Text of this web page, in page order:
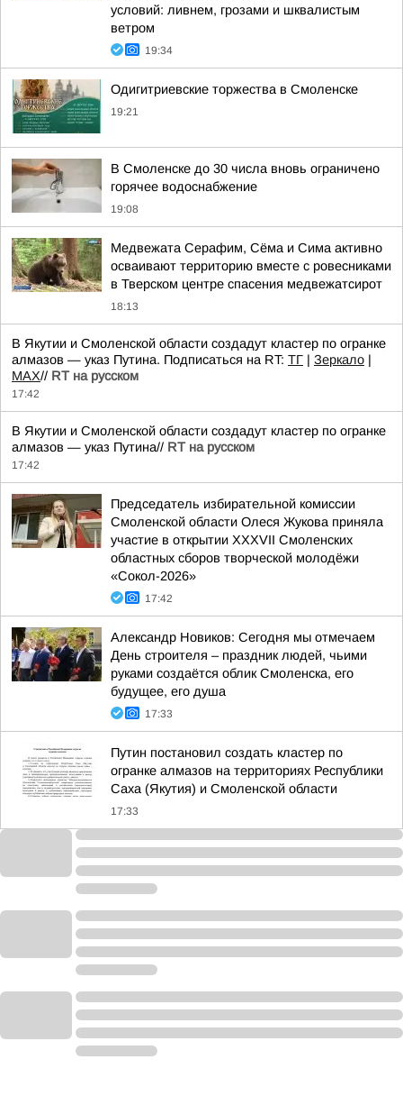
условий: ливнем, грозами и шквалистым
ветром
19:34
Одигитриевские торжества в Смоленске
19:21
В Смоленске до 30 числа вновь ограничено
горячее водоснабжение
19:08
Медвежата Серафим, Сёма и Сима активно
осваивают территорию вместе с ровесниками
в Тверском центре спасения медвежатсирот
18:13
В Якутии и Смоленской области создадут кластер по огранке
алмазов — указ Путина. Подписаться на RT: ТГ | Зеркало |
MAX// RT на русском
17:42
В Якутии и Смоленской области создадут кластер по огранке
алмазов — указ Путина// RT на русском
17:42
Председатель избирательной комиссии
Смоленской области Олеся Жукова приняла
участие в открытии XXXVII Смоленских
областных сборов творческой молодёжи
«Сокол-2026»
17:42
Александр Новиков: Сегодня мы отмечаем
День строителя – праздник людей, чьими
руками создаётся облик Смоленска, его
будущее, его душа
17:33
Путин постановил создать кластер по
огранке алмазов на территориях Республики
Саха (Якутия) и Смоленской области
17:33